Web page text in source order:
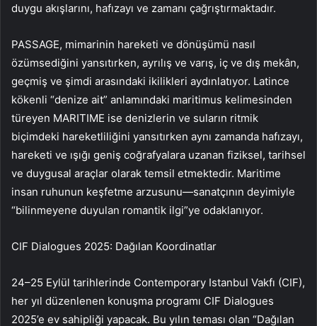
duygu akışlarını, hafızayı ve zamanı çağrıştırmaktadır.
PASSAGE, mimarinin hareketi ve dönüşümü nasıl
özümsediğini yansıtırken, ayrılış ve varış, iç ve dış mekân,
geçmiş ve şimdi arasındaki ikilikleri aydınlatıyor. Latince
kökenli “denize ait” anlamındaki maritimus kelimesinden
türeyen MARITIME ise denizlerin ve suların ritmik
biçimdeki hareketliliğini yansıtırken aynı zamanda hafızayı,
hareketi ve ışığı geniş coğrafyalara uzanan fiziksel, tarihsel
ve duygusal araçlar olarak temsil etmektedir. Maritime
insan ruhunun keşfetme arzusunu—sanatçının deyimiyle
“bilinmeyene duyulan romantik ilgi”ye odaklanıyor.
CIF Dialogues 2025: Dağılan Koordinatlar
24–25 Eylül tarihlerinde Contemporary Istanbul Vakfı (CIF),
her yıl düzenlenen konuşma programı CIF Dialogues
2025’e ev sahipliği yapacak. Bu yılın teması olan “Dağılan